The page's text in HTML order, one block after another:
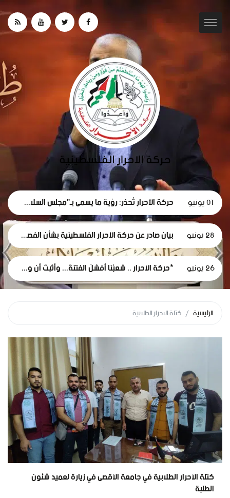
01 يونيو حركة الأحرار تُحذر: رؤية ما يسمى بـ"مجلس السلام" لغزة تهدف لتقويض الحقوق الوطنية الفلسطينية.
28 يونيو بيان صادر عن حركة الأحرار الفلسطينية بشأن الفصل التعسفي لموظفي وكالة الغوث، وإعلان التضامن مع اعتصامهم المشروع
26 يونيو *حركة الأحرار .. شعبُنا أفشلَ الفتنةَ... وأثبتَ أن وعيَه أقوى من مؤامرات الاحتلال*
الرئيسية كتلة الاحرار الطلابية
كتلة الأحرار الطلابية في جامعة الأقصى في زيارة لعميد شئون
الطلبة